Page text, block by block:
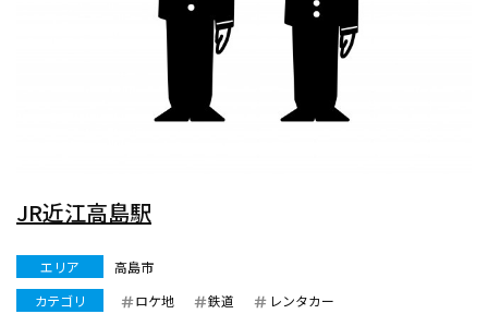
JR近江高島駅
エリア
高島市
カテゴリ
ロケ地 鉄道
レンタカー